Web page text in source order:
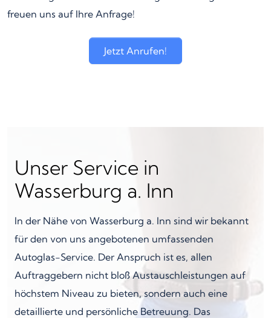
freuen uns auf Ihre Anfrage!
Jetzt Anrufen!
Unser Service in
Wasserburg a. Inn
In der Nähe von Wasserburg a. Inn sind wir bekannt
für den von uns angebotenen umfassenden
Autoglas-Service. Der Anspruch ist es, allen
Auftraggebern nicht bloß Austauschleistungen auf
höchstem Niveau zu bieten, sondern auch eine
detaillierte und persönliche Betreuung. Das